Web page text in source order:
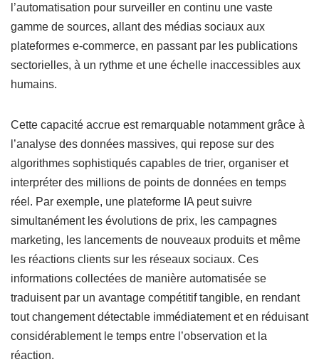
l’automatisation pour surveiller en continu une vaste
gamme de sources, allant des médias sociaux aux
plateformes e-commerce, en passant par les publications
sectorielles, à un rythme et une échelle inaccessibles aux
humains.
Cette capacité accrue est remarquable notamment grâce à
l’analyse des données massives, qui repose sur des
algorithmes sophistiqués capables de trier, organiser et
interpréter des millions de points de données en temps
réel. Par exemple, une plateforme IA peut suivre
simultanément les évolutions de prix, les campagnes
marketing, les lancements de nouveaux produits et même
les réactions clients sur les réseaux sociaux. Ces
informations collectées de manière automatisée se
traduisent par un avantage compétitif tangible, en rendant
tout changement détectable immédiatement et en réduisant
considérablement le temps entre l’observation et la
réaction.